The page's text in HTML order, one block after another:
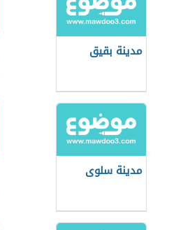
مدينة بقيق
مدينة سلوى